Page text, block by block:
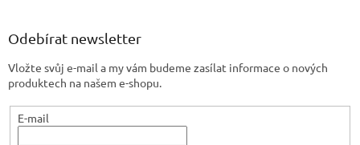
ý
i
Odebírat newsletter
Vložte svůj e-mail a my vám budeme zasílat informace o nových
produktech na našem e-shopu.
E-mail